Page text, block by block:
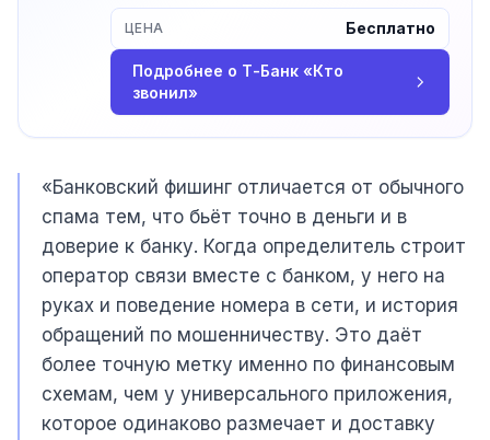
Подробнее о Т-Банк «Кто
звонил»
ЦЕНА Бесплатно
«Банковский фишинг отличается от обычного
спама тем, что бьёт точно в деньги и в
доверие к банку. Когда определитель строит
оператор связи вместе с банком, у него на
руках и поведение номера в сети, и история
обращений по мошенничеству. Это даёт
более точную метку именно по финансовым
схемам, чем у универсального приложения,
которое одинаково размечает и доставку